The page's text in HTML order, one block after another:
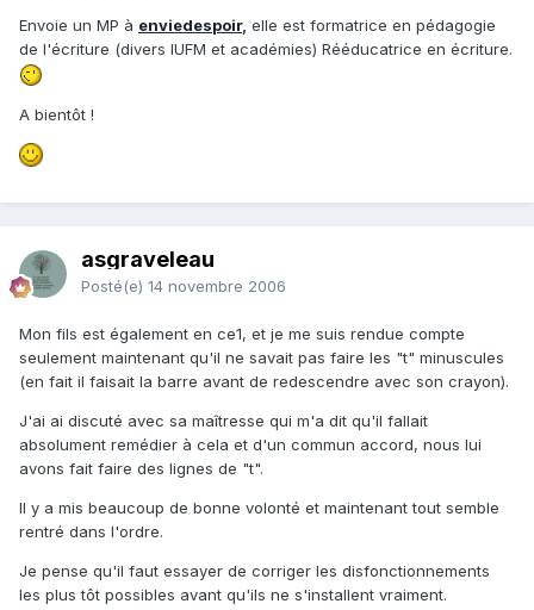
Envoie un MP à enviedespoir, elle est formatrice en pédagogie
de l'écriture (divers IUFM et académies) Rééducatrice en écriture.
A bientôt !
asgraveleau
Posté(e) 14 novembre 2006
Mon fils est également en ce1, et je me suis rendue compte
seulement maintenant qu'il ne savait pas faire les "t" minuscules
(en fait il faisait la barre avant de redescendre avec son crayon).
J'ai ai discuté avec sa maîtresse qui m'a dit qu'il fallait
absolument remédier à cela et d'un commun accord, nous lui
avons fait faire des lignes de "t".
Il y a mis beaucoup de bonne volonté et maintenant tout semble
rentré dans l'ordre.
Je pense qu'il faut essayer de corriger les disfonctionnements
les plus tôt possibles avant qu'ils ne s'installent vraiment.